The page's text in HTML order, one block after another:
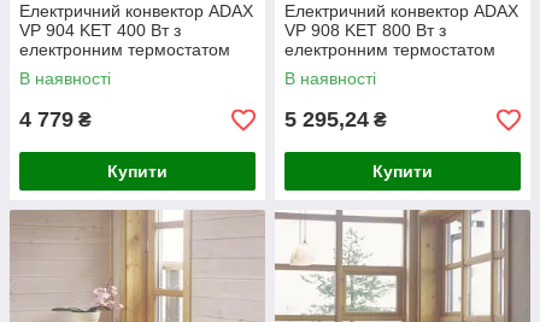
Електричний конвектор ADAX
VP 904 KET 400 Вт з
електронним термостатом
(Норвегія)
В наявності
4 779 ₴
Купити
Електричний конвектор ADAX
VP 908 KET 800 Вт з
електронним термостатом
(Норвегія)
В наявності
5 295,24 ₴
Купити